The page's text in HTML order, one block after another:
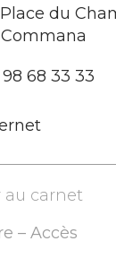
du
68 33 33
au carnet
– Accès